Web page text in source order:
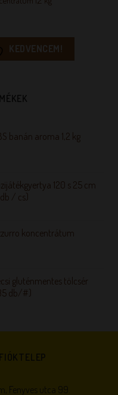
KEDVENCEM!
banán aroma 1,2 kg
120 s 25 cm
/ cs)
koncentrátum
gluténmentes tölcsér
db/#)
Fenyves utca 99.